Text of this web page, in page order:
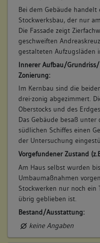
Bei dem Gebäude handelt
Stockwerksbau, der nur
Die Fassade zeigt
geschweiften
gestalteten Aufzugsläden
Innerer Aufbau/Grundriss/
Zonierung:
Im Kernbau sind die
drei-zonig abgezimmert.
Oberstocks und des
Das Gebäude besaß
südlichen Schiffes einen
der Untersuchung
Vorgefundener Zustand
Am Haus selbst wurden
Umbaumaßnahmen
Stockwerken nur noch ein
übrig geblieben ist.
Bestand/Ausstattung:
keine Angaben